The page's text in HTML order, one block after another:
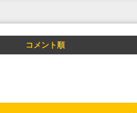
コメント順